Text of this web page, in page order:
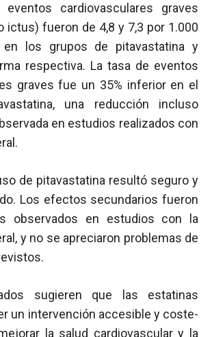
cardiovasculares graves
ictus) fueron de 4,8 y 7,3 por 1.000
en los grupos de pitavastatina y
respectiva. La tasa de eventos
graves fue un 35% inferior en el
una reducción incluso
en estudios realizados con
de pitavastatina resultó seguro y
Los efectos secundarios fueron
observados en estudios con la
y no se apreciaron problemas de
sugieren que las estatinas
un intervención accesible y coste-
la salud cardiovascular y la